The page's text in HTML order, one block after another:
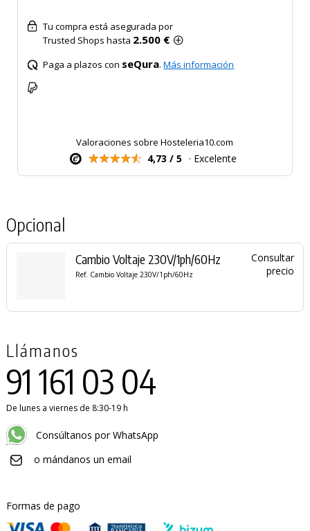
Tu compra está asegurada por
Trusted Shops hasta 2.500 €
Paga a plazos con seQura.Más información
Valoraciones sobre Hosteleria10.com
4,73 / 5 · Excelente
Opcional
Cambio Voltaje 230V/1ph/60Hz
Ref. Cambio Voltaje 230V/1ph/60Hz
Consultar
precio
Llámanos
91 161 03 04
De lunes a viernes de 8:30-19 h
Consúltanos por WhatsApp
o mándanos un email
Formas de pago